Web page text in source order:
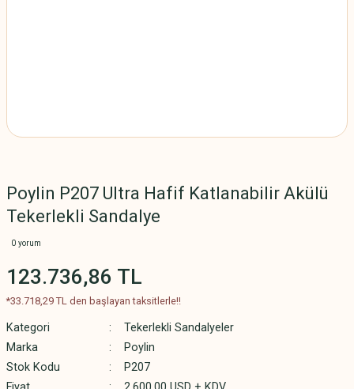
Poylin P207 Ultra Hafif Katlanabilir Akülü
Tekerlekli Sandalye
0 yorum
123.736,86 TL
*33.718,29 TL den başlayan taksitlerle!!
Kategori
Tekerlekli Sandalyeler
Marka
Poylin
Stok Kodu
P207